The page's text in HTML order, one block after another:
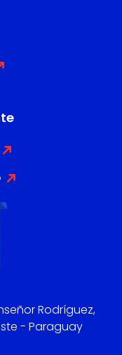
Rodríguez,
- Paraguay